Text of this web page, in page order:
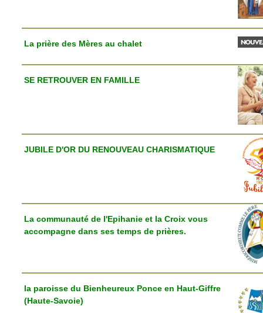
La prière des Mères au chalet
SE RETROUVER EN FAMILLE
JUBILE D'OR DU RENOUVEAU CHARISMATIQUE
La communauté de l'Epihanie et la Croix vous
accompagne dans ses temps de prières.
la paroisse du Bienheureux Ponce en Haut-Giffre
(Haute-Savoie)